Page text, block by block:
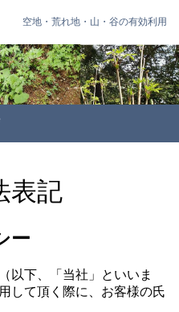
空地・荒れ地・山・谷の有効利用
表記
ー
以下、「当社」といいま
して頂く際に、お客様の氏